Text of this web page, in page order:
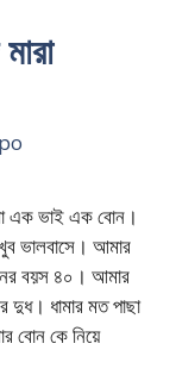
এক ভাই এক বোন।
ভালবাসে। আমার
বয়স ৪০। আমার
দুধ। ধামার মত পাছা
বোন কে নিয়ে